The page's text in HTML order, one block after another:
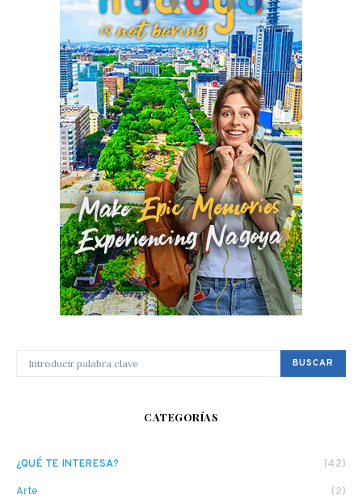
BUSCAR
CATEGORÍAS
¿QUÉ TE INTERESA? (42)
Arte
(2)